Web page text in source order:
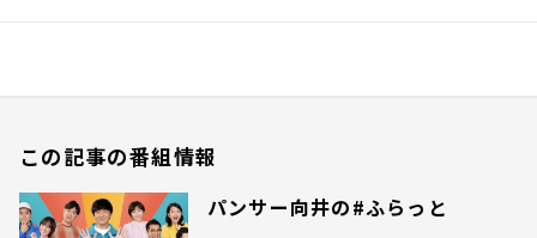
この記事の番組情報
パンサー向井の#ふらっと